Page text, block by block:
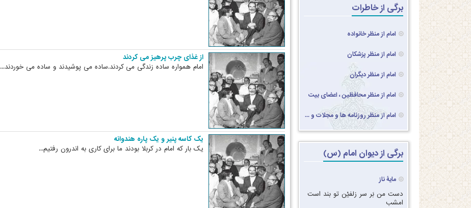
برگی از خاطرات
امام از منظر خانواده
امام از منظر پزشکان
امام از منظر دیگران
امام از منظر محافظین ، اعضای بیت
امام از منظر روزنامه ها و مجلات و ...
برگی از دیوان امام (س)
مایۀ ناز
دست من بَر سر زلفیْن تو بند است
امشب‏
از غذای چرب پرهیز می کردند
امام همواره ساده زندگی می کردند.ساده می پوشیدند و ساده می خوردند...
یک کاسه پنیر و یک پاره هندوانه
یک بار که امام در کربلا بودند ما برای کاری به اندرون رفتیم...